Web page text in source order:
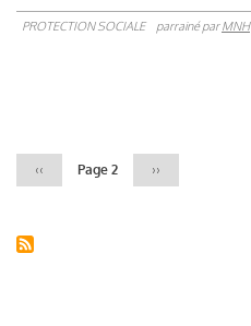
PROTECTION SOCIALE parrainé parMNH
Page
précédente
‹‹ Page 2
Page
››